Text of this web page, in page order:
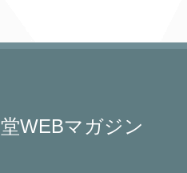
WEBマガジン